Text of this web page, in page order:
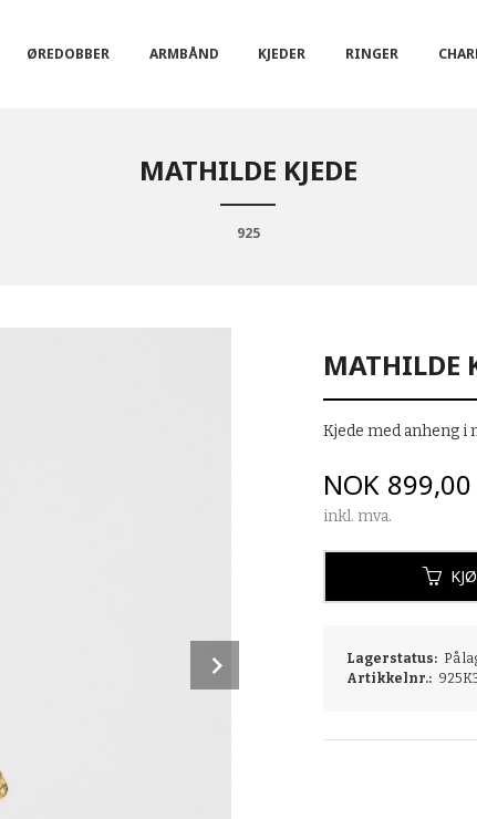
ØREDOBBER ARMBÅND KJEDER RINGER
MATHILDE KJEDE
925
MATHILDE
Kjede med anheng i
Pris
NOK 899,00
inkl. mva.
Lagerstatus: På
Artikkelnr.: